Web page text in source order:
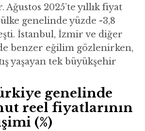
2025’te yıllık fiyat
genelinde yüzde -3,8
İstanbul, İzmir ve diğer
benzer eğilim gözlenirken,
yaşayan tek büyükşehir
genelinde
reel fiyatlarının
(%)